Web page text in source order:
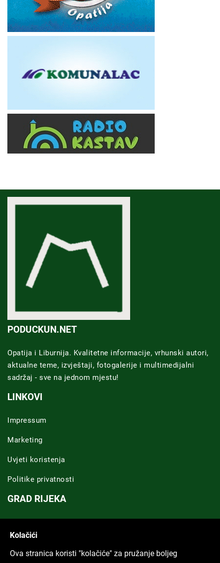
PODUCKUN.NET
Opatija i Liburnija. Kvalitetne informacije, vrhunski autori,
aktualne teme, izvještaji, fotogalerije i multimedijalni
sadržaj - sve na jednom mjestu!
LINKOVI
Impressum
Marketing
Uvjeti koristenja
Politike privatnosti
GRAD RIJEKA
Kolačići
Ova stranica koristi "kolačiće" za pružanje boljeg